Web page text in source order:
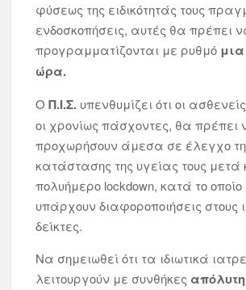
φύσεως της ειδικότητάς τους
ενδοσκοπήσεις, αυτές θα πρέπει
προγραμματίζονται με ρυθμό
ώρα.
ΟΠ.Ι.Σ. υπενθυμίζει ότι οι
οι χρονίως πάσχοντες, θα πρέπει
προχωρήσουν άμεσα σε έλεγχο
κατάστασης της υγείας τους μετά
πολυήμερο lockdown, κατά το
υπάρχουν διαφοροποιήσεις στους
δείκτες.
Να σημειωθεί ότι τα ιδιωτικά
λειτουργούν με συνθήκες